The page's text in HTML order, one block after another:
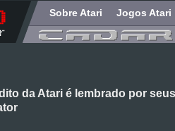
Sobre Atari Jogos Atari
da Atari é lembrado por